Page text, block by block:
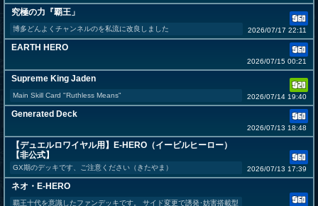
究極の力『覇王」
博多どんよくチャンネルのを私流に改良しました 2026/07/17 22:11
EARTH HERO
2026/07/15 00:21
Supreme King Jaden
Main Skill Card "Ruthless Means" 2026/07/14 19:40
Generated Deck
2026/07/13 18:48
【デュエルロワイヤル用】E-HERO（イービルヒーロー）
【非公式】
GX期のデッキです、ご注意ください（きたやま） 2026/07/13 17:39
ネオ・E-HERO
覇王十代を意識したファンデッキです。 サイド変更で誘発･妨害搭載型